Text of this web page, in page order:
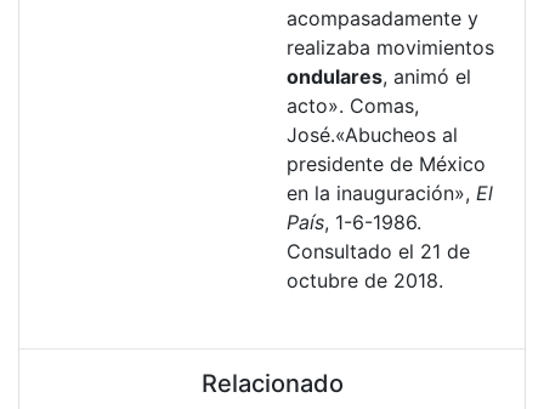
acompasadamente y
realizaba movimientos
ondulares, animó el
acto». Comas,
José.«Abucheos al
presidente de México
en la inauguración», El
País, 1-6-1986.
Consultado el 21 de
octubre de 2018.
Relacionado